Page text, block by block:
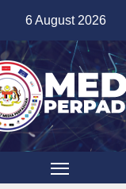
6 August 2026